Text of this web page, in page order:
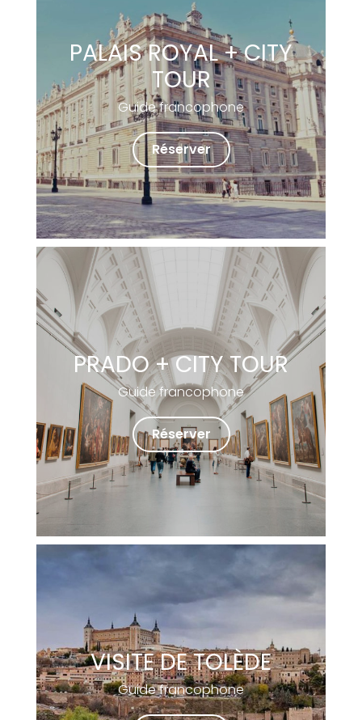
PALAIS ROYAL + CITY
TOUR
Guide francophone
Réserver
PRADO + CITY TOUR
Guide francophone
Réserver
VISITE DE TOLÈDE
Guide francophone